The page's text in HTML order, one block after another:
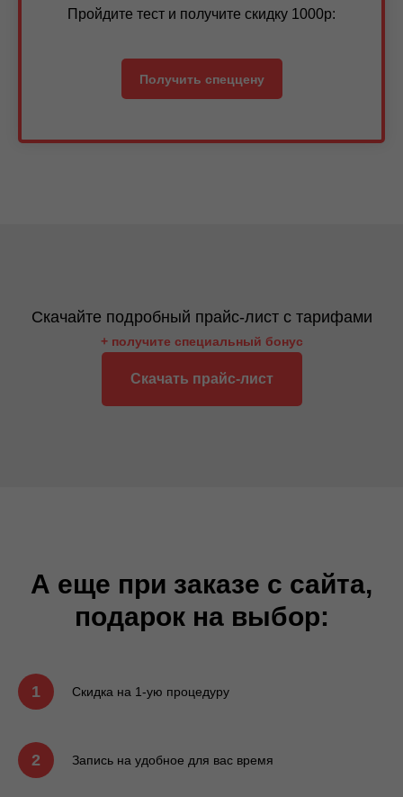
Пройдите тест и получите скидку 1000р:
Получить спеццену
Скачайте подробный прайс-лист с тарифами
+ получите специальный бонус
Скачать прайс-лист
А еще при заказе с сайта,
подарок на выбор:
1 Скидка на 1-ую процедуру
2 Запись на удобное для вас время